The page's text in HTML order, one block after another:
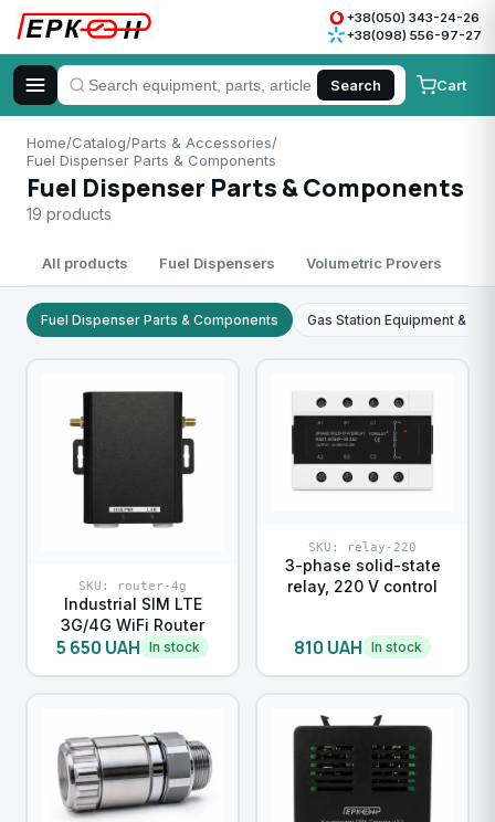
+38(050) 343-24-26
+38(098) 556-97-27
Search Cart
Home/Catalog/Parts & Accessories/
Fuel Dispenser Parts & Components
Fuel Dispenser Parts & Components
19 products
All products Fuel Dispensers Volumetric Provers
Fuel Dispenser Parts & Components Gas Station Equipment &
SKU: router-4g
Industrial SIM LTE
3G/4G WiFi Router
5 650 UAH In stock
SKU: relay-220
3-phase solid-state
relay, 220 V control
810 UAH In stock